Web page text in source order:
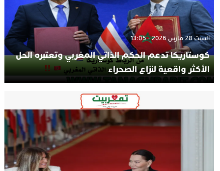
السبت 28 مارس 2026 - 13:05
كوستاريكا تدعم الحكم الذاتي المغربي وتعتبره الحل
الأكثر واقعية لنزاع الصحراء